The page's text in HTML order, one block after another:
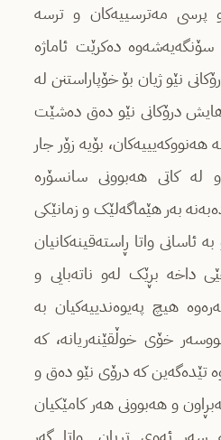
پرسی مەترسییەکان و ترسە
سۆنگەیەشەوە دەکرێت ئاماژە
نێو ژیان بۆ خۆپاراستنن لە
درۆکانی نێو دەق دەشێت
بۆیە زۆر جار
لە کاتی هەبوونی سانسۆرە
بەر هێماگەلێک و زمانێکی
ئاسانی واتا ڕاستەقینەکانیان
داخە بڕێک لەو ناتەبایی و
هیچ پەیوەندییەکیان بە
خۆی خوڵقێنەریانە، کە
تێدەگەین کە درۆی نێو دەق و
و هەبوونی هەر کامێکیان